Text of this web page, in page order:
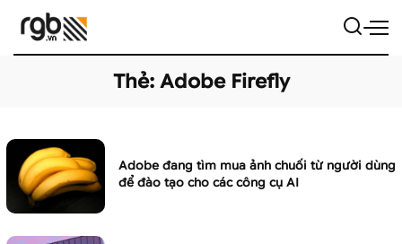
Thẻ: Adobe Firefly
Adobe đang tìm mua ảnh chuối từ người dùng
để đào tạo cho các công cụ AI